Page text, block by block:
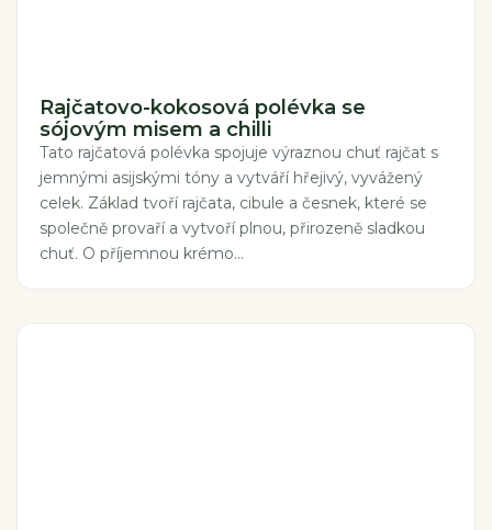
Rajčatovo-kokosová polévka se
sójovým misem a chilli
Tato rajčatová polévka spojuje výraznou chuť rajčat s
jemnými asijskými tóny a vytváří hřejivý, vyvážený
celek. Základ tvoří rajčata, cibule a česnek, které se
společně provaří a vytvoří plnou, přirozeně sladkou
chuť. O příjemnou krémo...